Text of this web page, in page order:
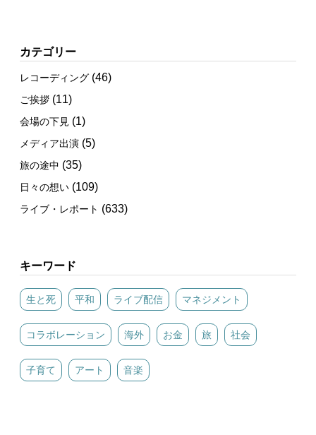
カテゴリー
レコーディング (46)
ご挨拶 (11)
会場の下見 (1)
メディア出演 (5)
旅の途中 (35)
日々の想い (109)
ライブ・レポート (633)
キーワード
生と死 平和 ライブ配信 マネジメント
コラボレーション 海外 お金 旅 社会
子育て アート 音楽